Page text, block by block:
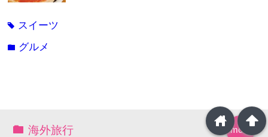
tag スイーツ
folder グルメ
more
海外旅行
arrowup
home